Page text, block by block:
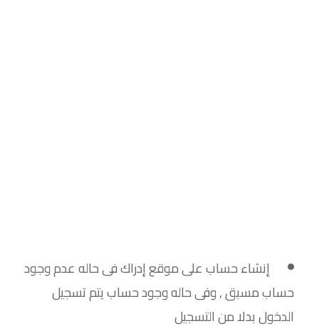
إنشاء حساب على موقع إدراك فى حاله عدم وجود
حساب مسبق , وفى حاله وجود حساب يتم تسجيل
الدخول بدلا من التسجيل